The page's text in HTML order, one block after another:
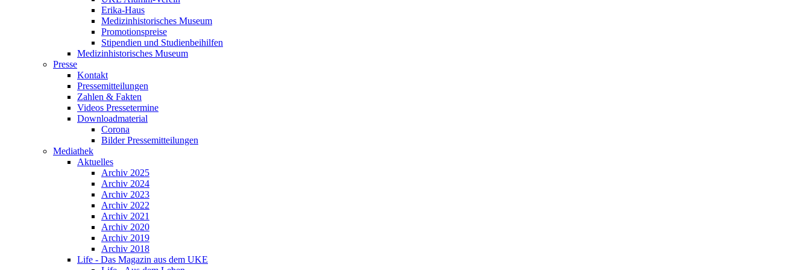
Erika-Haus
Medizinhistorisches Museum
Promotionspreise
Stipendien und Studienbeihilfen
Medizinhistorisches Museum
Presse
Kontakt
Pressemitteilungen
Zahlen & Fakten
Videos Pressetermine
Downloadmaterial
Corona
Bilder Pressemitteilungen
Mediathek
Aktuelles
Archiv 2025
Archiv 2024
Archiv 2023
Archiv 2022
Archiv 2021
Archiv 2020
Archiv 2019
Archiv 2018
Life - Das Magazin aus dem UKE